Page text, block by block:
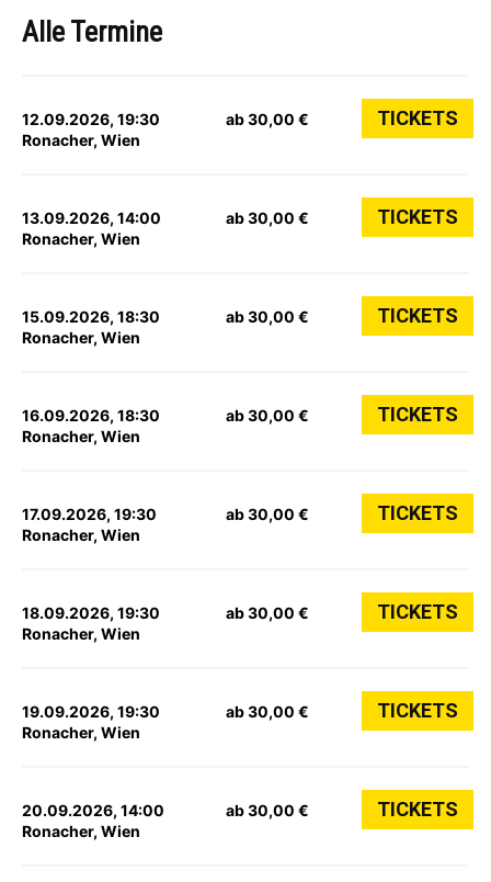
Alle Termine
12.09.2026, 19:30
Ronacher, Wien
ab 30,00 € TICKETS
13.09.2026, 14:00
Ronacher, Wien
ab 30,00 € TICKETS
15.09.2026, 18:30
Ronacher, Wien
ab 30,00 € TICKETS
16.09.2026, 18:30
Ronacher, Wien
ab 30,00 € TICKETS
17.09.2026, 19:30
Ronacher, Wien
ab 30,00 € TICKETS
18.09.2026, 19:30
Ronacher, Wien
ab 30,00 € TICKETS
19.09.2026, 19:30
Ronacher, Wien
ab 30,00 € TICKETS
20.09.2026, 14:00
Ronacher, Wien
ab 30,00 € TICKETS